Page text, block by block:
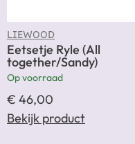
LIEWOOD
Eetsetje Ryle (All
together/Sandy)
Op voorraad
€ 46,00
Bekijk product